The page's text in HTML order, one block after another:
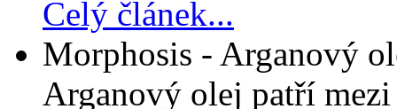
Celý článek...
Morphosis - Arganový
Arganový olej patří